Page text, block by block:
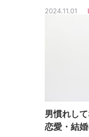
冬のデート
2024.11.01
男慣れし
恋愛・結